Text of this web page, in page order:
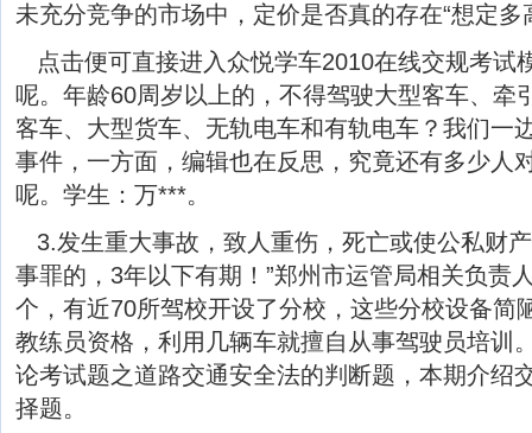
未充分竞争的市场中，定价是否真的存在“想定多
点击便可直接进入众悦学车2010在线交规考试
呢。年龄60周岁以上的，不得驾驶大型客车、牵
客车、大型货车、无轨电车和有轨电车？我们一
事件，一方面，编辑也在反思，究竟还有多少人
呢。学生：万***。
3.发生重大事故，致人重伤，死亡或使公私财
事罪的，3年以下有期！”郑州市运管局相关负责
个，有近70所驾校开设了分校，这些分校设备简
教练员资格，利用几辆车就擅自从事驾驶员培训
论考试题之道路交通安全法的判断题，本期介绍
择题。